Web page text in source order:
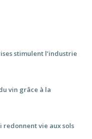
stimulent l’industrie
vin grâce à la
redonnent vie aux sols